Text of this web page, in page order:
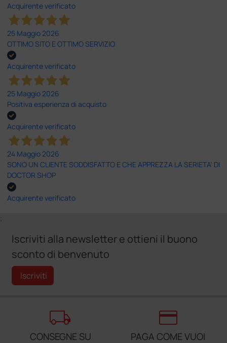
Acquirente verificato
25 Maggio 2026
OTTIMO SITO E OTTIMO SERVIZIO
Acquirente verificato
25 Maggio 2026
Positiva esperienza di acquisto
Acquirente verificato
24 Maggio 2026
SONO UN CLIENTE SODDISFATTO E CHE APPREZZA LA SERIETA' DI
DOCTOR SHOP
Acquirente verificato
;
Iscriviti alla newsletter e ottieni il buono
sconto di benvenuto
Iscriviti
local_shipping
CONSEGNE SU
credit_card
PAGA COME VUOI